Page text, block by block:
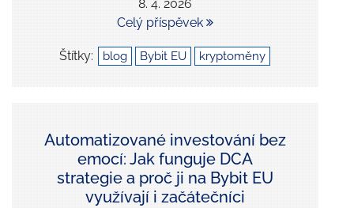
8. 4. 2026
Celý příspěvek
Štítky: blog Bybit EU kryptoměny
Automatizované investování bez
emocí: Jak funguje DCA
strategie a proč ji na Bybit EU
využívají i začátečníci